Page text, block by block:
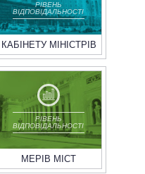
РІВЕНЬ
ВІДПОВІДАЛЬНОСТІ
КАБІНЕТУ МІНІСТРІВ
РІВЕНЬ
ВІДПОВІДАЛЬНОСТІ
МЕРІВ МІСТ